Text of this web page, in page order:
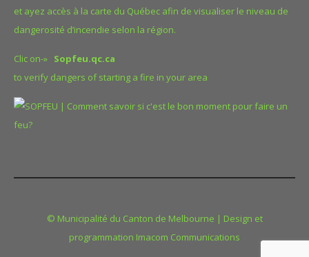
et ayez accès à la carte du Québec afin de visualiser le niveau de
dangerosité d’incendie selon la région.
Clic on-» Sopfeu.qc.ca
to verify dangers of starting a fire in your area
© Municipalité du Canton de Melbourne | Design et
programmation Imacom Communications